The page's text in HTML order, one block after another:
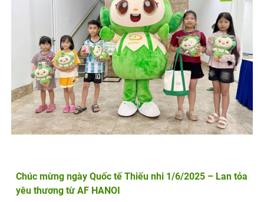
Chúc mừng ngày Quốc tế Thiếu nhi 1/6/2025 – Lan tỏa
yêu thương từ AF HANOI